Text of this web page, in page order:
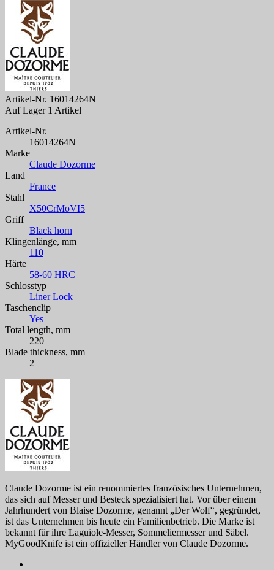
Artikel-Nr. 16014264N
Auf Lager 1 Artikel
Artikel-Nr.
16014264N
Marke
Claude Dozorme
Land
France
Stahl
X50CrMoVI5
Griff
Black horn
Klingenlänge, mm
110
Härte
58-60 HRC
Schlosstyp
Liner Lock
Taschenclip
Yes
Total length, mm
220
Blade thickness, mm
2
Claude Dozorme ist ein renommiertes französisches Unternehmen,
das sich auf Messer und Besteck spezialisiert hat. Vor über einem
Jahrhundert von Blaise Dozorme, genannt „Der Wolf“, gegründet,
ist das Unternehmen bis heute ein Familienbetrieb. Die Marke ist
bekannt für ihre Laguiole-Messer, Sommeliermesser und Säbel.
MyGoodKnife ist ein offizieller Händler von Claude Dozorme.